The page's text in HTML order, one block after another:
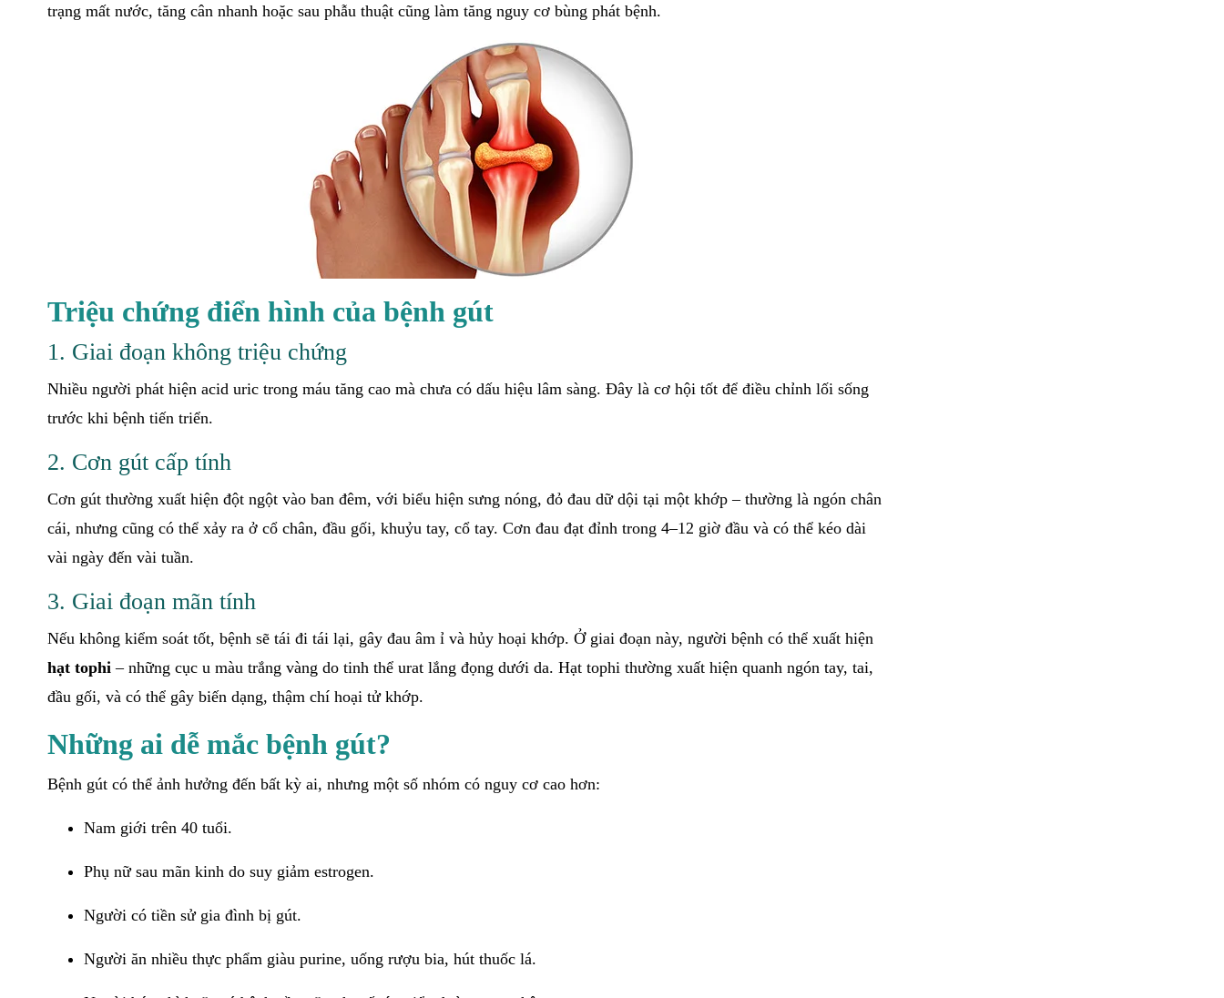
trạng mất nước, tăng cân nhanh hoặc sau phẫu thuật cũng làm tăng nguy cơ bùng phát bệnh.
Triệu chứng điển hình của bệnh gút
1. Giai đoạn không triệu chứng
Nhiều người phát hiện acid uric trong máu tăng cao mà chưa có dấu hiệu lâm sàng. Đây là cơ hội tốt để điều chỉnh lối sống
trước khi bệnh tiến triển.
2. Cơn gút cấp tính
Cơn gút thường xuất hiện đột ngột vào ban đêm, với biểu hiện sưng nóng, đỏ đau dữ dội tại một khớp – thường là ngón chân
cái, nhưng cũng có thể xảy ra ở cổ chân, đầu gối, khuỷu tay, cổ tay. Cơn đau đạt đỉnh trong 4–12 giờ đầu và có thể kéo dài
vài ngày đến vài tuần.
3. Giai đoạn mãn tính
Nếu không kiểm soát tốt, bệnh sẽ tái đi tái lại, gây đau âm ỉ và hủy hoại khớp. Ở giai đoạn này, người bệnh có thể xuất hiện
hạt tophi – những cục u màu trắng vàng do tinh thể urat lắng đọng dưới da. Hạt tophi thường xuất hiện quanh ngón tay, tai,
đầu gối, và có thể gây biến dạng, thậm chí hoại tử khớp.
Những ai dễ mắc bệnh gút?
Bệnh gút có thể ảnh hưởng đến bất kỳ ai, nhưng một số nhóm có nguy cơ cao hơn:
Nam giới trên 40 tuổi.
Phụ nữ sau mãn kinh do suy giảm estrogen.
Người có tiền sử gia đình bị gút.
Người ăn nhiều thực phẩm giàu purine, uống rượu bia, hút thuốc lá.